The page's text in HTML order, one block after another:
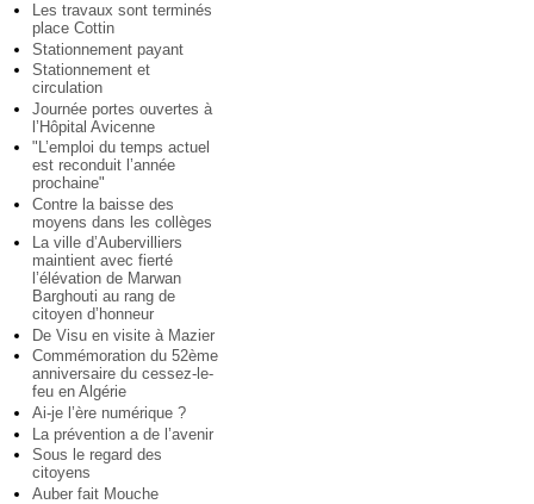
Les travaux sont terminés
place Cottin
Stationnement payant
Stationnement et
circulation
Journée portes ouvertes à
l’Hôpital Avicenne
"L’emploi du temps actuel
est reconduit l’année
prochaine"
Contre la baisse des
moyens dans les collèges
La ville d’Aubervilliers
maintient avec fierté
l’élévation de Marwan
Barghouti au rang de
citoyen d’honneur
De Visu en visite à Mazier
Commémoration du 52ème
anniversaire du cessez-le-
feu en Algérie
Ai-je l’ère numérique ?
La prévention a de l’avenir
Sous le regard des
citoyens
Auber fait Mouche